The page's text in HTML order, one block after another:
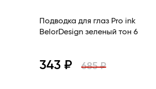
Подводка для глаз Pro ink
BelorDesign зеленый тон 6
343 ₽ 685 ₽